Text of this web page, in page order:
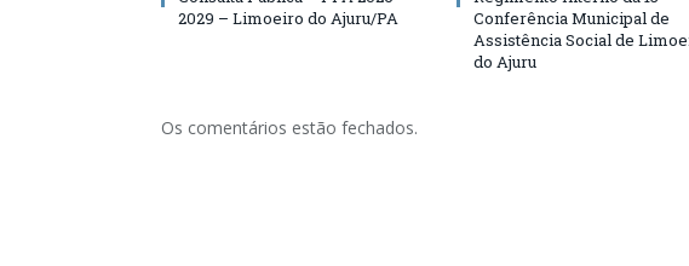
2029 – Limoeiro do Ajuru/PA
Conferência Municipal de
Assistência Social de
do Ajuru
Os comentários estão fechados.